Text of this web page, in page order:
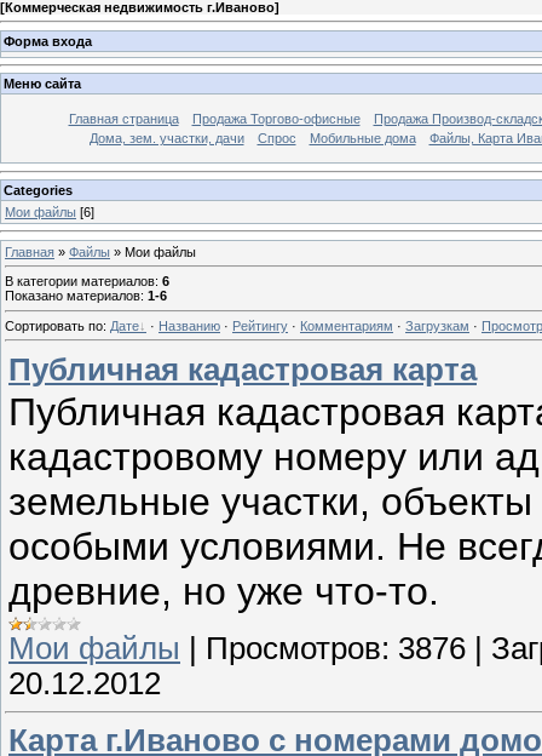
[Коммерческая недвижимость г.Иваново]
Форма входа
Меню сайта
Главная страница Продажа Торгово-офисные
Продажа Производ-
Дома, зем. участки, дачи
Спрос Мобильные дома Файлы, Карта
Categories
Мои файлы [6]
Главная » Файлы » Мои файлы
В категории материалов: 6
Показано материалов: 1-6
Сортировать по: Дате · Названию · Рейтингу · Комментариям · Загрузкам ·
Публичная кадастровая карта
Публичная кадастровая
кадастровому номеру или
земельные участки,
особыми условиями. Не
древние, но уже что-то.
Мои файлы | Просмотров: 3876 |
20.12.2012
Карта г.Иваново с номерами